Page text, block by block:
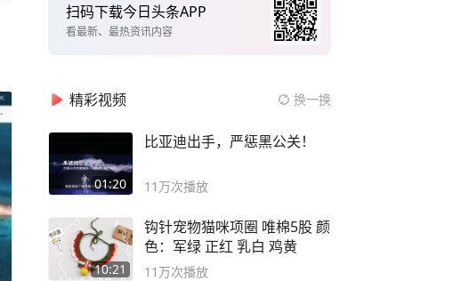
扫码下载今日头条APP
看最新、最热资讯内容
精彩视频 换一换
01:20
比亚迪出手，严惩黑公关！
11万次播放
10:21
钩针宠物猫咪项圈 唯棉5股 颜
色：军绿 正红 乳白 鸡黄
11万次播放